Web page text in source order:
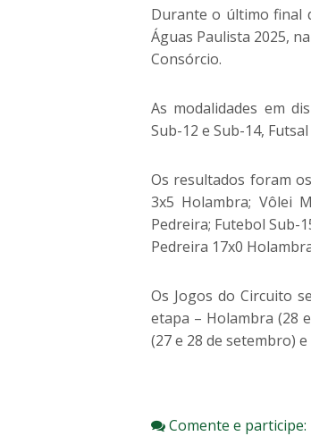
Durante o último final
Águas Paulista 2025,
Consórcio.
As modalidades em
Sub-12 e Sub-14,
Os resultados foram
3x5 Holambra; Vôlei
Pedreira; Futebol Sub-
Pedreira 17x0
Os Jogos do Circuito
etapa – Holambra (28
(27 e 28 de setembro)
Comente e participe: